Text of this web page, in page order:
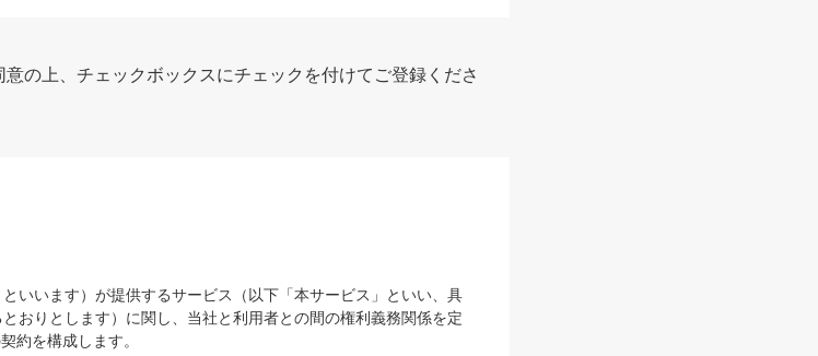
の上、チェックボックスにチェックを付けてご登録くださ
いいます）が提供するサービス（以下「本サービス」といい、具
おりとします）に関し、当社と利用者との間の権利義務関係を定
約を構成します。